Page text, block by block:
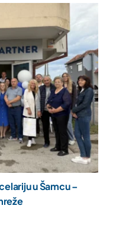
u Šamcu –